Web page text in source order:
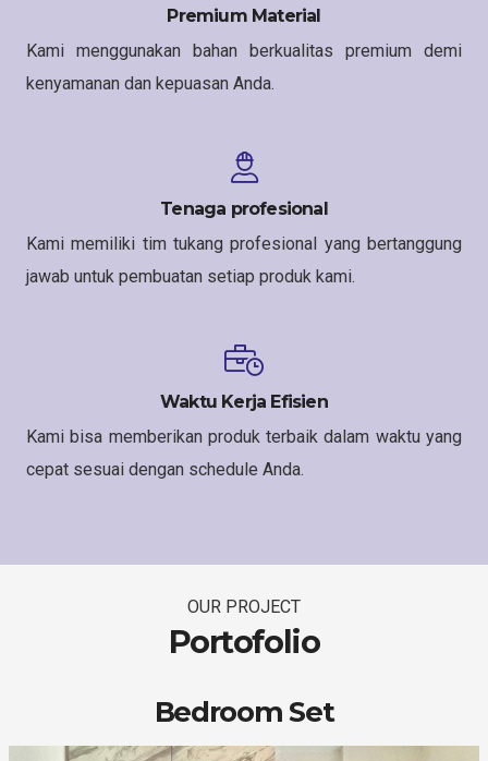
Premium Material
Kami menggunakan bahan berkualitas premium demi
kenyamanan dan kepuasan Anda.
Tenaga profesional
Kami memiliki tim tukang profesional yang bertanggung
jawab untuk pembuatan setiap produk kami.
Waktu Kerja Efisien
Kami bisa memberikan produk terbaik dalam waktu yang
cepat sesuai dengan schedule Anda.
OUR PROJECT
Portofolio
Bedroom Set